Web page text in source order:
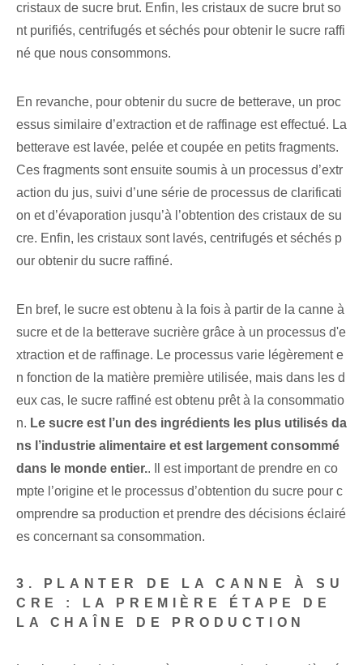
cristaux de sucre brut. Enfin, les cristaux de sucre brut so
nt purifiés, centrifugés et séchés pour obtenir le sucre raffi
né que nous consommons.
En revanche, pour obtenir du sucre de betterave, un proc
essus similaire d’extraction et de raffinage est effectué. La
betterave est lavée, pelée et coupée en petits fragments.
Ces fragments sont ensuite soumis à un processus d’extr
action du jus, suivi d’une série de processus de clarificati
on et d’évaporation jusqu’à l’obtention des cristaux de su
cre. Enfin, les cristaux sont lavés, centrifugés et séchés p
our obtenir du sucre raffiné.
En bref, le sucre est obtenu à la fois à partir de la canne à
sucre et de la betterave sucrière grâce à un processus d'e
xtraction et de raffinage. Le processus varie légèrement e
n fonction de la matière première utilisée, mais dans les d
eux cas, le sucre raffiné est obtenu prêt à la consommatio
n. Le sucre est l’un des ingrédients les plus utilisés da
ns l’industrie alimentaire et est largement consommé
dans le monde entier.. Il est important de prendre en co
mpte l’origine et le processus d’obtention du sucre pour c
omprendre sa production et prendre des décisions éclairé
es concernant sa consommation.
3. PLANTER DE LA CANNE À SU
CRE : LA PREMIÈRE ÉTAPE DE
LA CHAÎNE DE PRODUCTION